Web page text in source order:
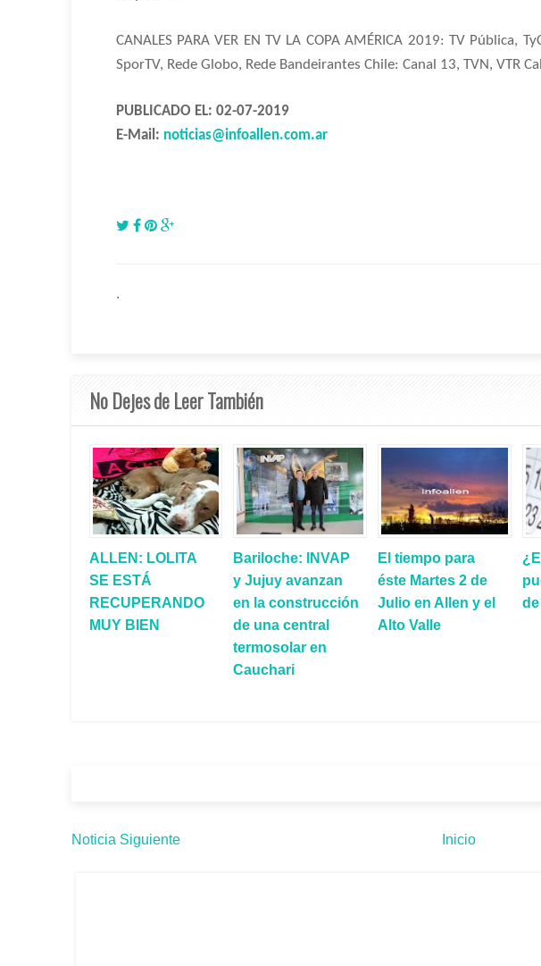
CANALES PARA VER EN TV LA COPA AMÉRICA 2019: TV Pública,
SporTV, Rede Globo, Rede Bandeirantes Chile: Canal 13, TVN, VTR
PUBLICADO EL: 02-07-2019
E-Mail: noticias@infoallen.com.ar
.
No Dejes de Leer También
ALLEN: LOLITA
SE ESTÁ
RECUPERANDO
MUY BIEN
Bariloche: INVAP
y Jujuy avanzan
en la construcción
de una central
termosolar en
Cauchari
El tiempo para
éste Martes 2 de
Julio en Allen y el
Alto Valle
Noticia Siguiente Inicio